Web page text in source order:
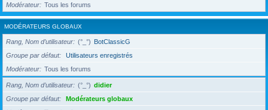
Modérateur
Tous les forums
MODÉRATEURS GLOBAUX
Rang, Nom d’utilisateur (°_°) BotClassicG
Groupe par défaut
Utilisateurs enregistrés
Modérateur
Tous les forums
Rang, Nom d’utilisateur (°_°) didier
Groupe par défaut
Modérateurs globaux